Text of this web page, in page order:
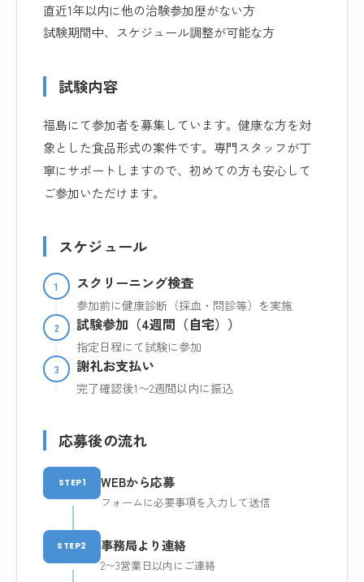
直近1年以内に他の治験参加歴がない方
試験期間中、スケジュール調整が可能な方
試験内容
福島にて参加者を募集しています。健康な方を対
象とした食品形式の案件です。専門スタッフが丁
寧にサポートしますので、初めての方も安心して
ご参加いただけます。
スケジュール
1 スクリーニング検査
参加前に健康診断（採血・問診等）を実施
2 試験参加（4週間（自宅））
指定日程にて試験に参加
3 謝礼お支払い
完了確認後1〜2週間以内に振込
応募後の流れ
STEP1 WEBから応募
フォームに必要事項を入力して送信
STEP2 事務局より連絡
2〜3営業日以内にご連絡